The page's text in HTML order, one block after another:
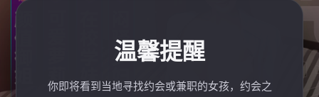
温馨提醒
你即将看到当地寻找约会或兼职的女孩，约会之